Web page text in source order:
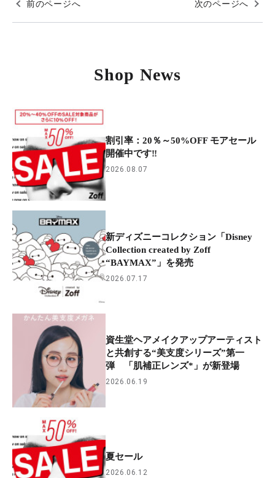
前のページへ 次のページへ
Shop News
割引率：20％～50%OFF モアセール
開催中です‼
2026.08.07
新ディズニーコレクション「Disney
Collection created by Zoff
“BAYMAX”」を発売
2026.07.17
資生堂ヘアメイクアップアーティスト
と共創する“美支度シリーズ”第一
弾 「肌補正レンズ*」が新登場
2026.06.19
夏セール
2026.06.12